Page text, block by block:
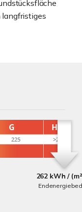
langfristiges
262 kWh /